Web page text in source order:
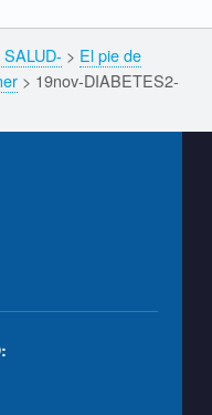
> El pie de
> 19nov-DIABETES2-